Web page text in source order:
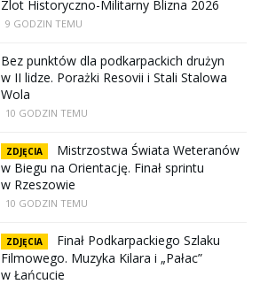
Zlot Historyczno-Militarny Blizna 2026
9 GODZIN TEMU
Bez punktów dla podkarpackich drużyn
w II lidze. Porażki Resovii i Stali Stalowa
Wola
10 GODZIN TEMU
ZDJĘCIA
Mistrzostwa Świata Weteranów
w Biegu na Orientację. Finał sprintu
w Rzeszowie
10 GODZIN TEMU
ZDJĘCIA
Finał Podkarpackiego Szlaku
Filmowego. Muzyka Kilara i „Pałac”
w Łańcucie